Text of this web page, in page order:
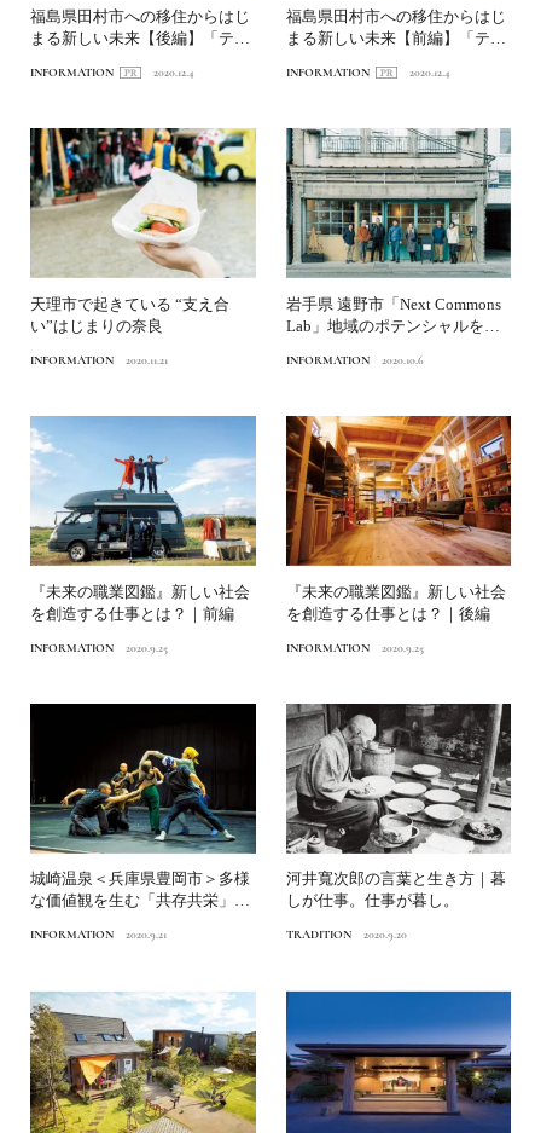
福島県田村市への移住からはじ
まる新しい未来【後編】「テラ
INFORMATION 2020.12.4
福島県田村市への移住からはじ
まる新しい未来【前編】「テラ
INFORMATION 2020.12.4
天理市で起きている “支え合
い”はじまりの奈良
INFORMATION 2020.11.21
岩手県 遠野市「Next Commons
Lab」地域のポテンシャルをフ
INFORMATION 2020.10.6
『未来の職業図鑑』新しい社会
を創造する仕事とは？｜前編
INFORMATION 2020.9.25
『未来の職業図鑑』新しい社会
を創造する仕事とは？｜後編
INFORMATION 2020.9.25
城崎温泉＜兵庫県豊岡市＞多様
な価値観を生む「共存共栄」の
INFORMATION 2020.9.21
河井寬次郎の言葉と生き方｜暮
しが仕事。仕事が暮し。
TRADITION 2020.9.20